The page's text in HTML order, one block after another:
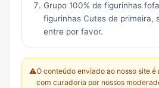
Grupo 100% de figurinhas
figurinhas Cutes de primeira,
entre por favor.
⚠️O conteúdo enviado ao nosso site
com curadoria por nossos